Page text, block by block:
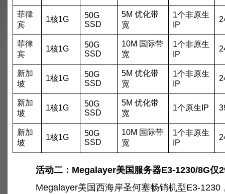
菲律
宾
1核1G
50G
SSD
5M 优化带
宽
1个非原生
IP
菲律
宾
1核1G
50G
SSD
10M 国际带
宽
1个非原生
IP
新加
坡
1核1G
50G
SSD
5M 优化带
宽
1个非原生
IP
新加
坡
1核1G
50G
SSD
5M 优化带
宽
1个原生IP
新加
坡
1核1G
50G
SSD
10M 国际带
宽
1个非原生
IP
活动二：Megalayer美国服务器E3-1230/8G仅
Megalayer美国西海岸圣何塞畅销机型E3-1230